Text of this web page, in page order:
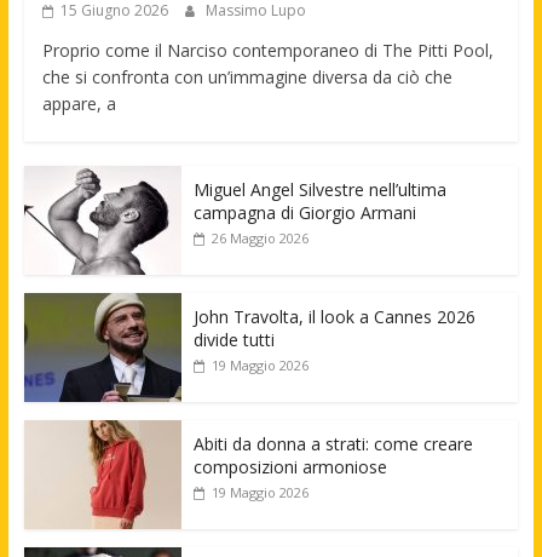
15 Giugno 2026 Massimo Lupo
Proprio come il Narciso contemporaneo di The Pitti Pool,
che si confronta con un’immagine diversa da ciò che
appare, a
Miguel Angel Silvestre nell’ultima
campagna di Giorgio Armani
26 Maggio 2026
John Travolta, il look a Cannes 2026
divide tutti
19 Maggio 2026
Abiti da donna a strati: come creare
composizioni armoniose
19 Maggio 2026